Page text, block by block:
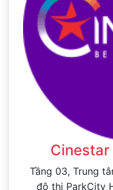
Cinestar
Tầng 03, Trung
đô thị ParkCity